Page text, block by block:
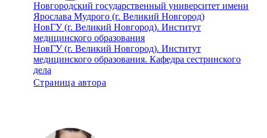
Новгородский государственный университет имени
Ярослава Мудрого (г. Великий Новгород)
НовГУ (г. Великий Новгород). Институт
медицинского образования
НовГУ (г. Великий Новгород). Институт
медицинского образования. Кафедра сестринского
дела
Страница автора